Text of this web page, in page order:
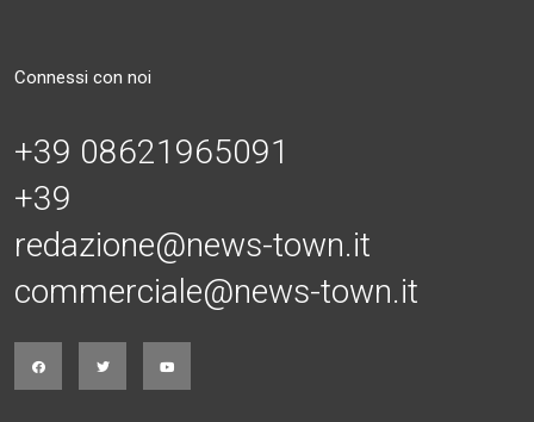
Connessi con noi
+39 08621965091
+39
redazione@news-town.it
commerciale@news-town.it